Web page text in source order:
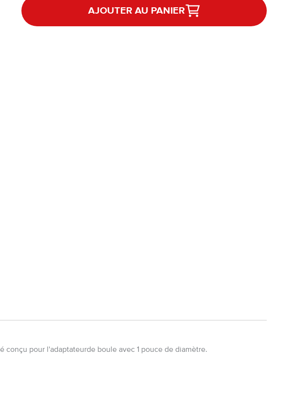
AJOUTER AU PANIER
conçu pour l'adaptateurde boule avec 1 pouce de diamètre.